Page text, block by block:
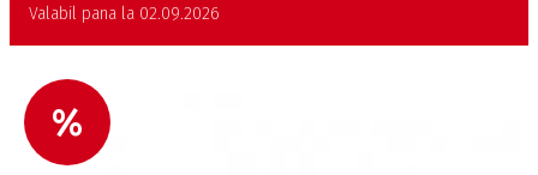
Valabil pana la 02.09.2026
%